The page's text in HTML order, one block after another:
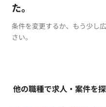
た。
条件を変更するか、もう少し
さい。
他の職種で求人・案件を